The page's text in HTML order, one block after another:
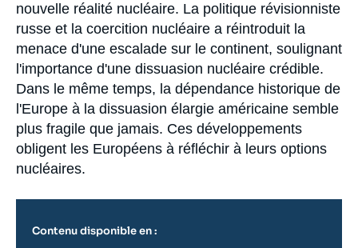
nouvelle réalité nucléaire. La politique révisionniste
russe et la coercition nucléaire a réintroduit la
menace d'une escalade sur le continent, soulignant
l'importance d'une dissuasion nucléaire crédible.
Dans le même temps, la dépendance historique de
l'Europe à la dissuasion élargie américaine semble
plus fragile que jamais. Ces développements
obligent les Européens à réfléchir à leurs options
nucléaires.
Contenu disponible en :